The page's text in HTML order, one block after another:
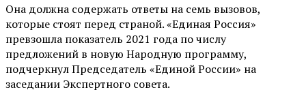
Она должна содержать ответы на семь вызовов,
которые стоят перед страной. «Единая Россия»
превзошла показатель 2021 года по числу
предложений в новую Народную программу,
подчеркнул Председатель «Единой России» на
заседании Экспертного совета.